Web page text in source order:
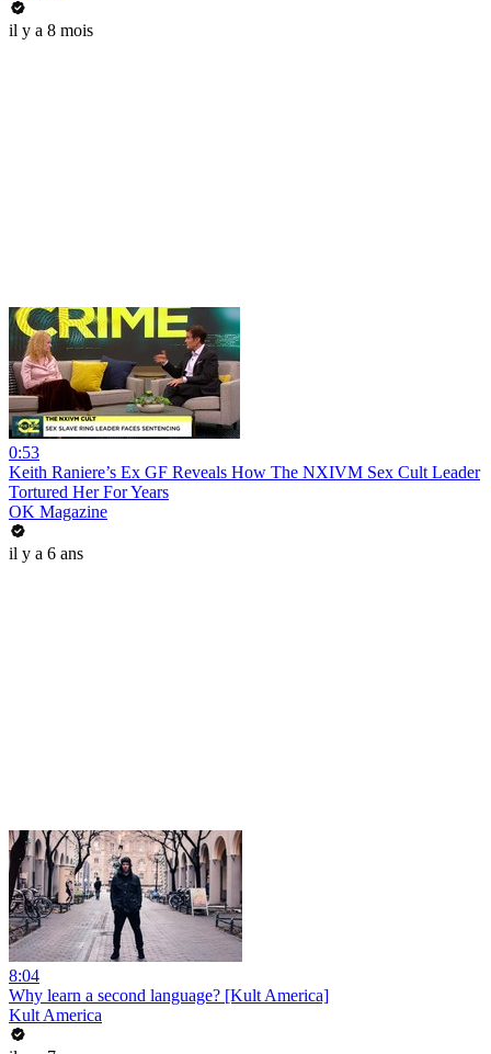
il y a 8 mois
0:53
Keith Raniere’s Ex GF Reveals How The NXIVM Sex Cult Leader
Tortured Her For Years
OK Magazine
il y a 6 ans
8:04
Why learn a second language? [Kult America]
Kult America